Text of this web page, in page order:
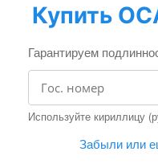
Купить
Гарантируем
Используйте кириллицу
Забыли или